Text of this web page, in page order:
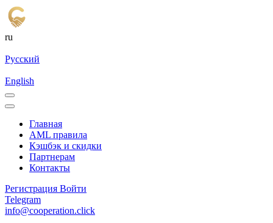
ru
Русский
English
Главная
AML правила
Кэшбэк и cкидки
Партнерам
Контакты
Регистрация Войти
Telegram
info@cooperation.click